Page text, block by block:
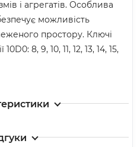
і агрегатів. Особлива
можливість
простору. Ключі
8, 9, 10, 11, 12, 13, 14, 15,